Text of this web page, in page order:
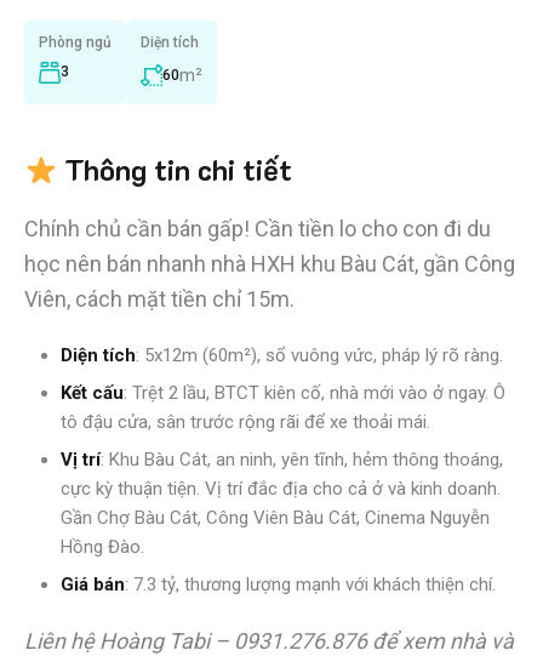
Phòng ngủ
3
Diện tích
60m²
Thông tin chi tiết
Chính chủ cần bán gấp! Cần tiền lo cho con đi du
học nên bán nhanh nhà HXH khu Bàu Cát, gần Công
Viên, cách mặt tiền chỉ 15m.
Diện tích: 5x12m (60m²), sổ vuông vức, pháp lý rõ ràng.
Kết cấu: Trệt 2 lầu, BTCT kiên cố, nhà mới vào ở ngay. Ô
tô đậu cửa, sân trước rộng rãi để xe thoải mái.
Vị trí: Khu Bàu Cát, an ninh, yên tĩnh, hẻm thông thoáng,
cực kỳ thuận tiện. Vị trí đắc địa cho cả ở và kinh doanh.
Gần Chợ Bàu Cát, Công Viên Bàu Cát, Cinema Nguyễn
Hồng Đào.
Giá bán: 7.3 tỷ, thương lượng mạnh với khách thiện chí.
Liên hệ Hoàng Tabi – 0931.276.876 để xem nhà và